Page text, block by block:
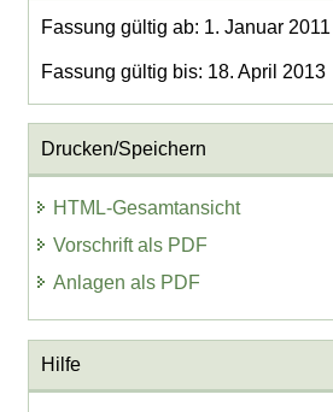
Fassung gültig ab: 1. Januar 2011
Fassung gültig bis: 18. April 2013
Drucken/Speichern
HTML-Gesamtansicht
Vorschrift als PDF
Anlagen als PDF
Hilfe